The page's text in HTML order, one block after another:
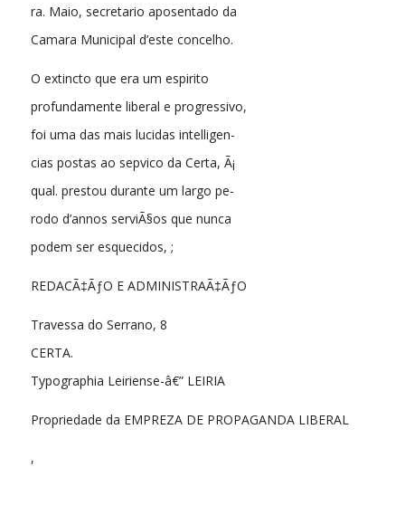
ra. Maio, secretario aposentado da
Camara Municipal d’este concelho.
O extincto que era um espirito
profundamente liberal e progressivo,
foi uma das mais lucidas intelligen-
cias postas ao sepvico da Certa, Ã¡
qual. prestou durante um largo pe-
rodo d’annos serviÃ§os que nunca
podem ser esquecidos, ;
REDACÃ‡ÃƒO E ADMINISTRAÃ‡ÃƒO
Travessa do Serrano, 8
CERTA.
Typographia Leiriense-â€” LEIRIA
Propriedade da EMPREZA DE PROPAGANDA LIBERAL
,